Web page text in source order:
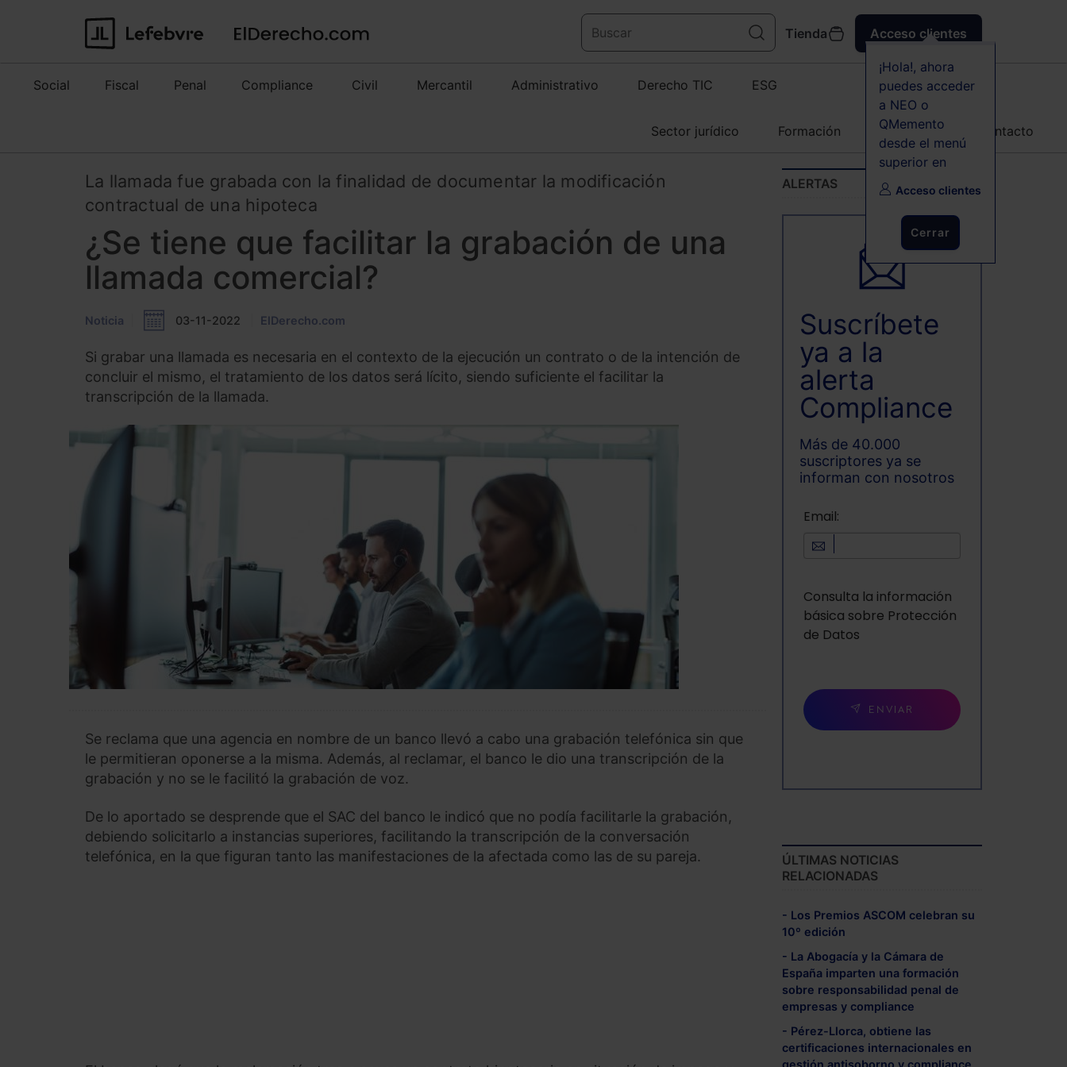
Tienda Acceso clientes
¡Hola!, ahora
puedes acceder
a NEO o
QMemento
desde el menú
superior en
Acceso clientes
Cerrar
Social Fiscal Penal Compliance Civil Mercantil Administrativo Derecho TIC ESG
Sector jurídico Formación Agenda Contacto
La llamada fue grabada con la finalidad de documentar la modificación
contractual de una hipoteca
¿Se tiene que facilitar la grabación de una
llamada comercial?
Noticia 03-11-2022 ElDerecho.com
Si grabar una llamada es necesaria en el contexto de la ejecución un contrato o de la intención de
concluir el mismo, el tratamiento de los datos será lícito, siendo suficiente el facilitar la
transcripción de la llamada.
Se reclama que una agencia en nombre de un banco llevó a cabo una grabación telefónica sin que
le permitieran oponerse a la misma. Además, al reclamar, el banco le dio una transcripción de la
grabación y no se le facilitó la grabación de voz.
De lo aportado se desprende que el SAC del banco le indicó que no podía facilitarle la grabación,
debiendo solicitarlo a instancias superiores, facilitando la transcripción de la conversación
telefónica, en la que figuran tanto las manifestaciones de la afectada como las de su pareja.
ALERTAS
Suscríbete
ya a la
alerta
Compliance
Más de 40.000
suscriptores ya se
informan con nosotros
Email:
Consulta la información
básica sobre Protección
de Datos
ENVIAR
ÚLTIMAS NOTICIAS
RELACIONADAS
- Los Premios ASCOM celebran su
10º edición
- La Abogacía y la Cámara de
España imparten una formación
sobre responsabilidad penal de
empresas y compliance
- Pérez-Llorca, obtiene las
certificaciones internacionales en
gestión antisoborno y compliance